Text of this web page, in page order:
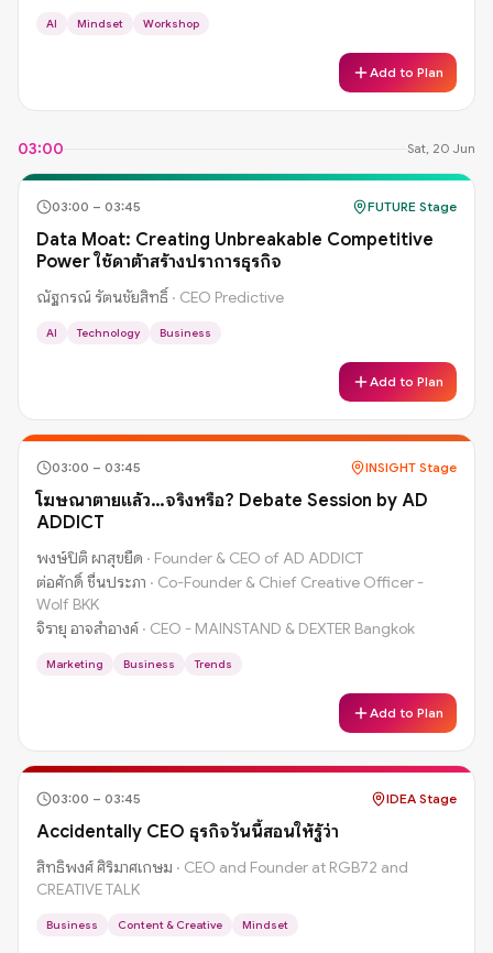
AI Mindset Workshop
Add to Plan
03:00 Sat, 20 Jun
03:00 – 03:45 FUTURE Stage
Data Moat: Creating Unbreakable Competitive
Power ใช้ดาต้าสร้างปราการธุรกิจ
ณัฐกรณ์ รัตนชัยสิทธิ์ · CEO Predictive
AI Technology Business
Add to Plan
03:00 – 03:45 INSIGHT Stage
โฆษณาตายแล้ว…จริงหรือ? Debate Session by AD
ADDICT
พงษ์ปิติ ผาสุขยืด · Founder & CEO of AD ADDICT
ต่อศักดิ์ ชื่นประภา · Co-Founder & Chief Creative Officer -
Wolf BKK
จิรายุ อาจสำอางค์ · CEO - MAINSTAND & DEXTER Bangkok
Marketing Business Trends
Add to Plan
03:00 – 03:45 IDEA Stage
Accidentally CEO ธุรกิจวันนี้สอนให้รู้ว่า
สิทธิพงศ์ ศิริมาศเกษม · CEO and Founder at RGB72 and
CREATIVE TALK
Business Content & Creative Mindset